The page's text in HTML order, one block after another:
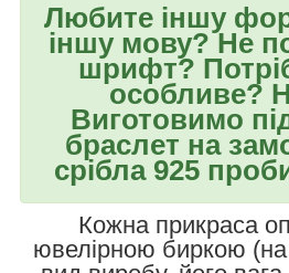
Любите іншу
іншу мову? Не
шрифт?
особливе?
Виготовимо
браслет на
срібла 925
Кожна прикраса
ювелірною биркою (на